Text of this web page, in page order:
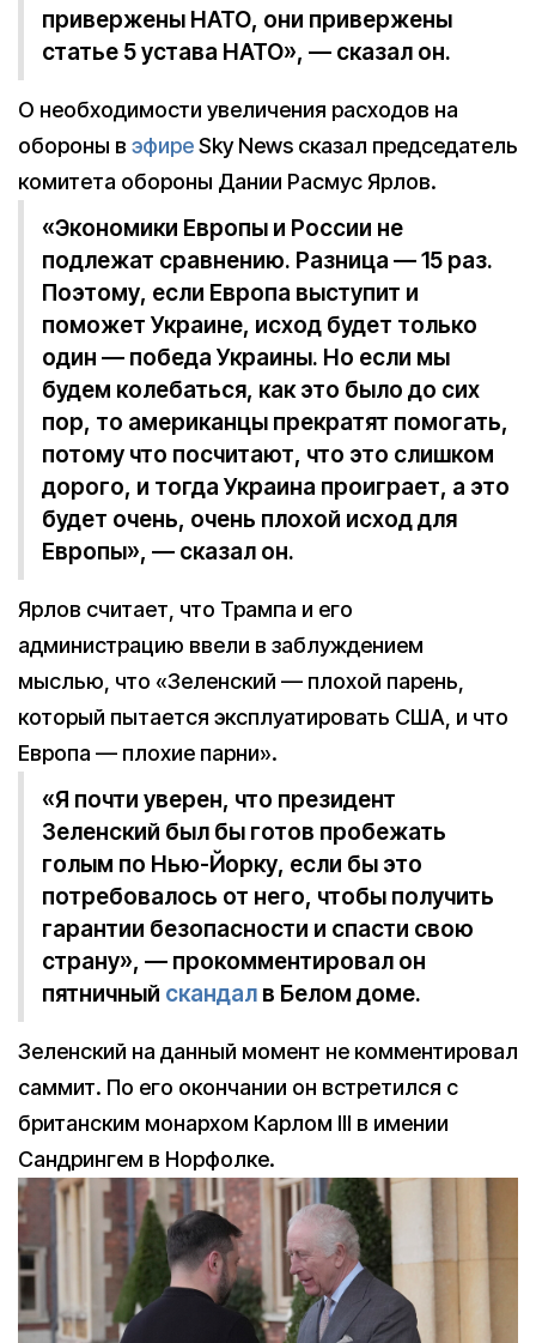
привержены НАТО, они привержены
статье 5 устава НАТО», — сказал он.
О необходимости увеличения расходов на
обороны в эфиреSky News сказал председатель
комитета обороны Дании Расмус Ярлов.
«Экономики Европы и России не
подлежат сравнению. Разница — 15 раз.
Поэтому, если Европа выступит и
поможет Украине, исход будет только
один — победа Украины. Но если мы
будем колебаться, как это было до сих
пор, то американцы прекратят помогать,
потому что посчитают, что это слишком
дорого, и тогда Украина проиграет, а это
будет очень, очень плохой исход для
Европы», — сказал он.
Ярлов считает, что Трампа и его
администрацию ввели в заблуждением
мыслью, что «Зеленский — плохой парень,
который пытается эксплуатировать США, и что
Европа — плохие парни».
«Я почти уверен, что президент
Зеленский был бы готов пробежать
голым по Нью-Йорку, если бы это
потребовалось от него, чтобы получить
гарантии безопасности и спасти свою
страну», — прокомментировал он
пятничный скандал в Белом доме.
Зеленский на данный момент не комментировал
саммит. По его окончании он встретился с
британским монархом Карлом III в имении
Сандрингем в Норфолке.